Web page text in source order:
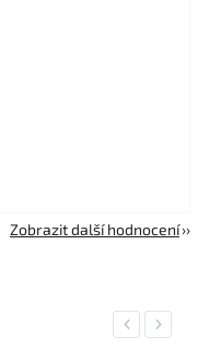
Zobrazit další hodnocení
Previous
Next